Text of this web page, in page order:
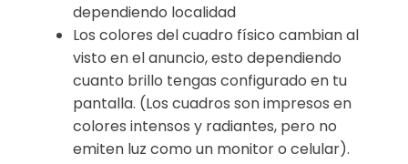
dependiendo localidad
Los colores del cuadro físico cambian al
visto en el anuncio, esto dependiendo
cuanto brillo tengas configurado en tu
pantalla. (Los cuadros son impresos en
colores intensos y radiantes, pero no
emiten luz como un monitor o celular).